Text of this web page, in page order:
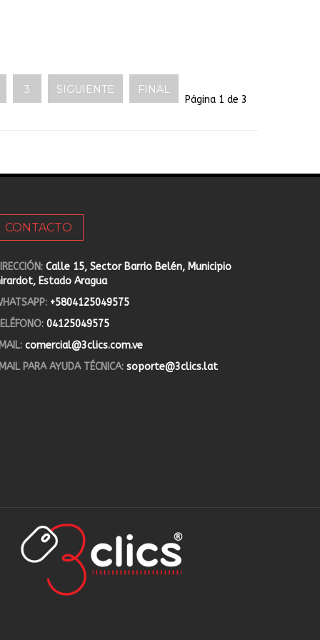
3 SIGUIENTE FINAL
Página 1 de 3
CONTACTO
Calle 15, Sector Barrio Belén, Municipio
Estado Aragua
+5804125049575
04125049575
comercial@3clics.com.ve
PARA AYUDA TÉCNICA: soporte@3clics.lat